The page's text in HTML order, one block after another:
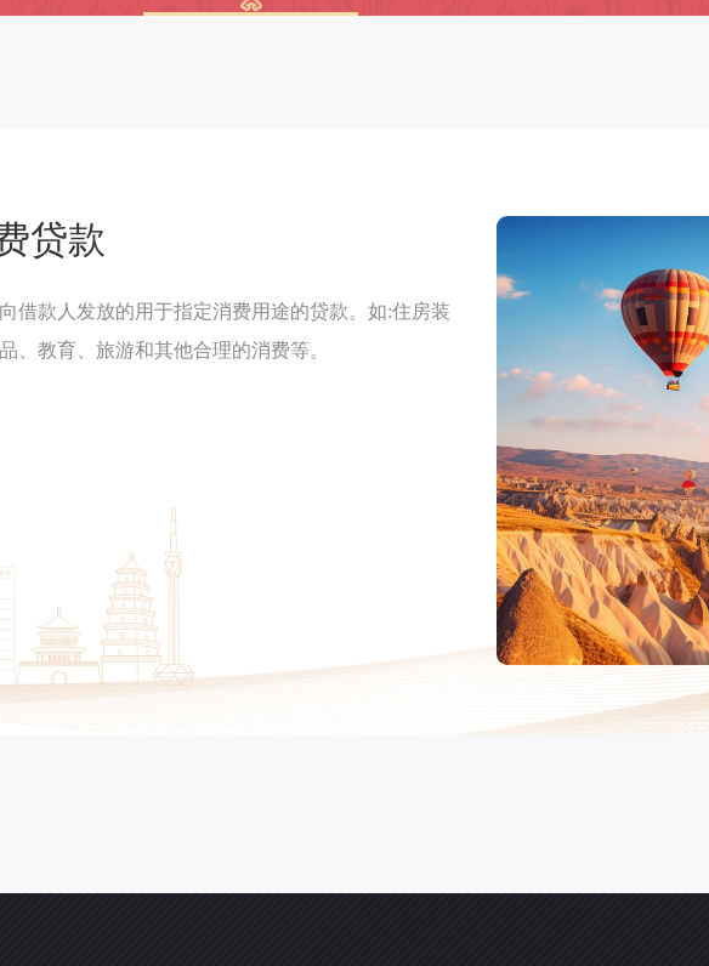
贷款
借款人发放的用于指定消费用途的贷款。如:住房装
、教育、旅游和其他合理的消费等。